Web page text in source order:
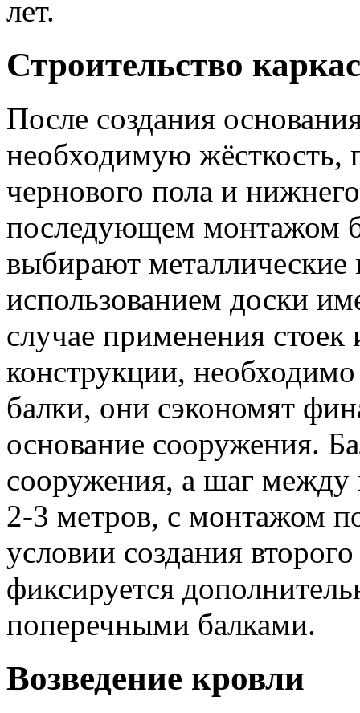
лет.
Строительство
После создания
необходимую жёсткость,
чернового пола и
последующем монтажом
выбирают металлические
использованием доски
случае применения стоек
конструкции, необходимо
балки, они сэкономят
основание сооружения.
сооружения, а шаг между
2-3 метров, с монтажом
условии создания
фиксируется
поперечными балками.
Возведение кровли